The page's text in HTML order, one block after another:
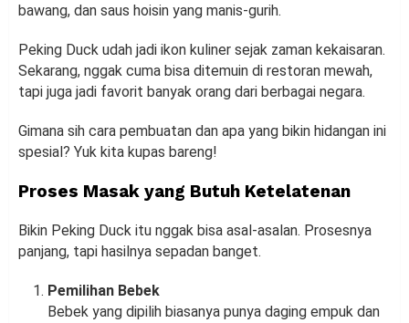
bawang, dan saus hoisin yang manis-gurih.
Peking Duck udah jadi ikon kuliner sejak zaman kekaisaran.
Sekarang, nggak cuma bisa ditemuin di restoran mewah,
tapi juga jadi favorit banyak orang dari berbagai negara.
Gimana sih cara pembuatan dan apa yang bikin hidangan ini
spesial? Yuk kita kupas bareng!
Proses Masak yang Butuh Ketelatenan
Bikin Peking Duck itu nggak bisa asal-asalan. Prosesnya
panjang, tapi hasilnya sepadan banget.
Pemilihan Bebek
Bebek yang dipilih biasanya punya daging empuk dan